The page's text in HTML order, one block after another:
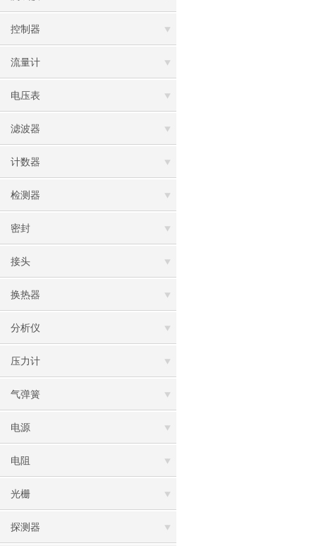
控制器
流量计
电压表
滤波器
计数器
检测器
密封
接头
换热器
分析仪
压力计
气弹簧
电源
电阻
光栅
探测器